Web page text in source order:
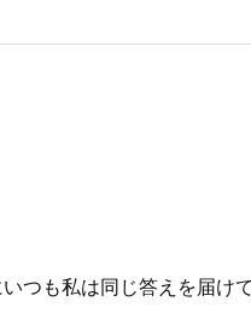
つも私は同じ答えを届け